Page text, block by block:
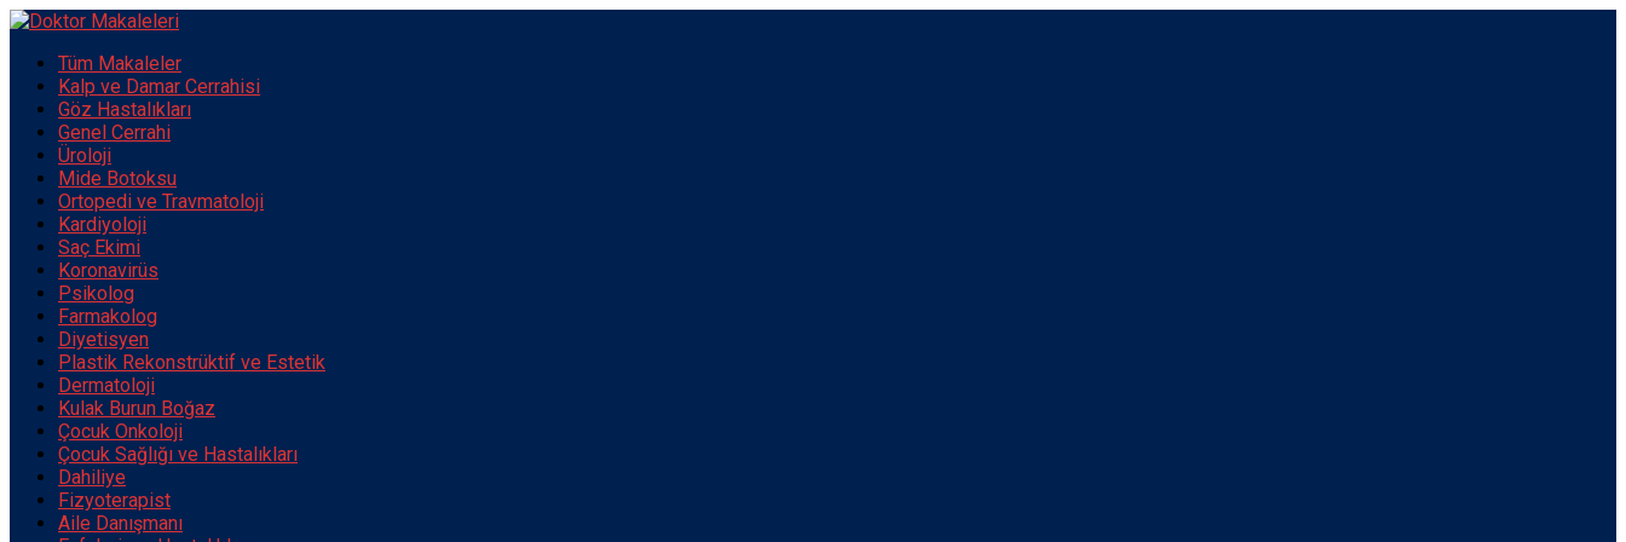
Tüm Makaleler
Kalp ve Damar Cerrahisi
Göz Hastalıkları
Genel Cerrahi
Üroloji
Mide Botoksu
Ortopedi ve Travmatoloji
Kardiyoloji
Saç Ekimi
Koronavirüs
Psikolog
Farmakolog
Diyetisyen
Plastik Rekonstrüktif ve Estetik
Dermatoloji
Kulak Burun Boğaz
Çocuk Onkoloji
Çocuk Sağlığı ve Hastalıkları
Dahiliye
Fizyoterapist
Aile Danışmanı